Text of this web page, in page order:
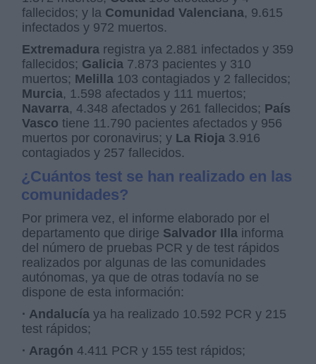
fallecidos; y la Comunidad Valenciana, 9.615
infectados y 972 muertos.
Extremadura registra ya 2.881 infectados y 359
fallecidos; Galicia 7.873 pacientes y 310
muertos; Melilla 103 contagiados y 2 fallecidos;
Murcia, 1.598 afectados y 111 muertos;
Navarra, 4.348 afectados y 261 fallecidos; País
Vasco tiene 11.790 pacientes afectados y 956
muertos por coronavirus; y La Rioja 3.916
contagiados y 257 fallecidos.
¿Cuántos test se han realizado en las
comunidades?
Por primera vez, el informe elaborado por el
departamento que dirige Salvador Illa informa
del número de pruebas PCR y de test rápidos
realizados por algunas de las comunidades
autónomas, ya que de otras todavía no se
dispone de esta información:
· Andalucía ya ha realizado 10.592 PCR y 215
test rápidos;
· Aragón 4.411 PCR y 155 test rápidos;